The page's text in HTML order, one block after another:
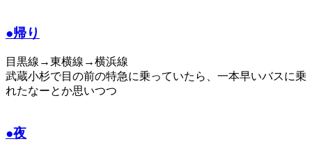
●帰り
目黒線→東横線→横浜線
武蔵小杉で目の前の特急に乗っていたら、一本早いバスに乗
れたなーとか思いつつ
●夜